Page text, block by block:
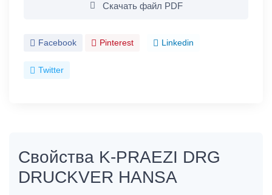
Скачать файл PDF
Facebook Pinterest Linkedin
Twitter
Свойства K-PRAEZI DRG
DRUCKVER HANSA